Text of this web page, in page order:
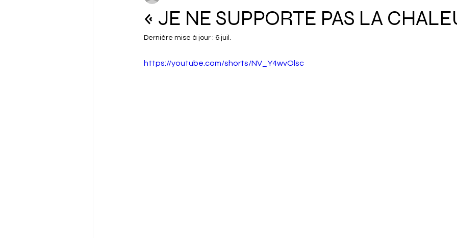
« JE NE SUPPORTE PAS LA
Dernière mise à jour : 6 juil.
https://youtube.com/shorts/NV_Y4wvOlsc